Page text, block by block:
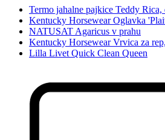
Termo jahalne pajkice Teddy Rica,
Kentucky Horsewear Oglavka
NATUSAT Agaricus v prahu
Kentucky Horsewear Vrvica za
Lilla Livet Quick Clean Queen